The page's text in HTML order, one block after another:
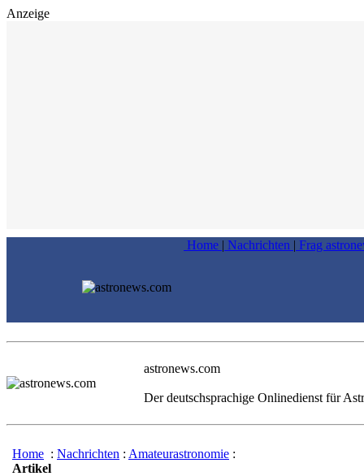
Anzeige
Home | Nachrichten | Frag
astronews.com
Der deutschsprachige Onlinedienst für
Home : Nachrichten : Amateurastronomie :
Artikel